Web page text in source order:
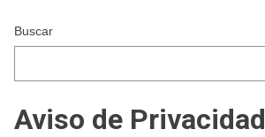
entradas
Buscar
Aviso de Privacidad